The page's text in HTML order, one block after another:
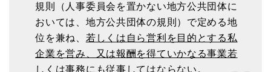
規則（人事委員会を置かない地方公共団体に
おいては、地方公共団体の規則）で定める地
位を兼ね、 若しくは自ら営利を目的とする私
企業を営み、又は報酬を得ていかなる事業若
しくは事務にも従事してはならない。